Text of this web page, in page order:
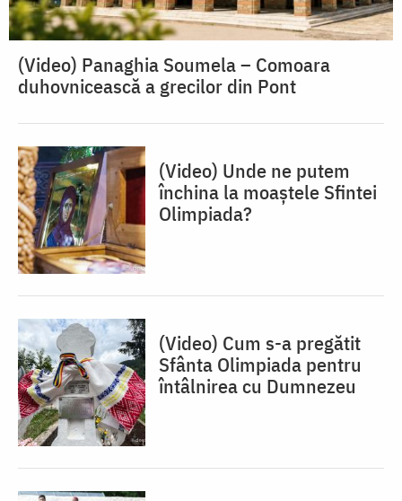
(Video) Panaghia Soumela – Comoara
duhovnicească a grecilor din Pont
(Video) Unde ne putem
închina la moaștele Sfintei
Olimpiada?
(Video) Cum s-a pregătit
Sfânta Olimpiada pentru
întâlnirea cu Dumnezeu